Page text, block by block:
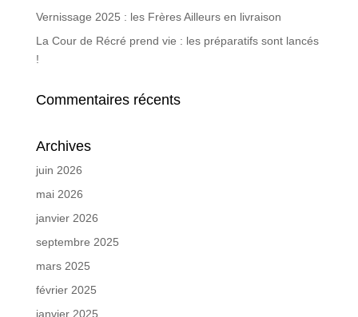
Vernissage 2025 : les Frères Ailleurs en livraison
La Cour de Récré prend vie : les préparatifs sont lancés
!
Commentaires récents
Archives
juin 2026
mai 2026
janvier 2026
septembre 2025
mars 2025
février 2025
janvier 2025